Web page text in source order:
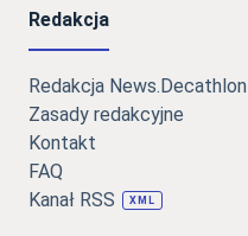
Redakcja
Redakcja News.Decathlon
Zasady redakcyjne
Kontakt
FAQ
Kanał RSS
XML